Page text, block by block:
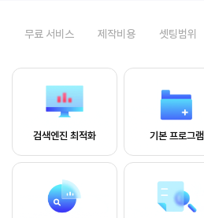
무료 서비스 제작비용 셋팅범위
검색엔진 최적화 기본 프로그램